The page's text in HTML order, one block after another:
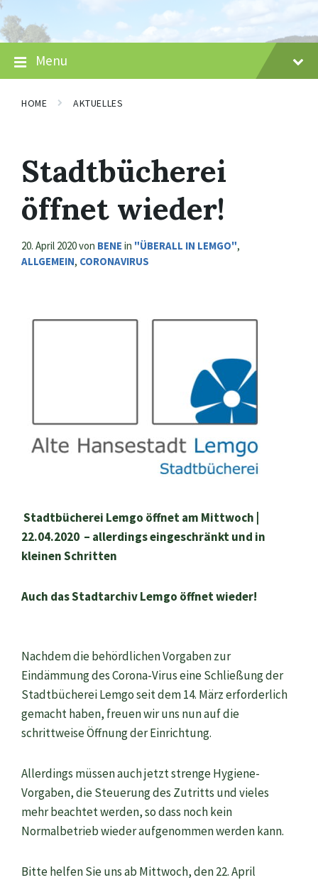
Skip
to
content
Skip
to
main
navigation
Skip
to
footer
Menu
HOME AKTUELLES
Stadtbücherei
öffnet wieder!
20. April 2020von BENE in "ÜBERALL IN LEMGO",
ALLGEMEIN, CORONAVIRUS
Stadtbücherei Lemgo öffnet am Mittwoch |
22.04.2020 – allerdings eingeschränkt und in
kleinen Schritten
Auch das Stadtarchiv Lemgo öffnet wieder!
Nachdem die behördlichen Vorgaben zur
Eindämmung des Corona-Virus eine Schließung der
Stadtbücherei Lemgo seit dem 14. März erforderlich
gemacht haben, freuen wir uns nun auf die
schrittweise Öffnung der Einrichtung.
Allerdings müssen auch jetzt strenge Hygiene-
Vorgaben, die Steuerung des Zutritts und vieles
mehr beachtet werden, so dass noch kein
Normalbetrieb wieder aufgenommen werden kann.
Bitte helfen Sie uns ab Mittwoch, den 22. April